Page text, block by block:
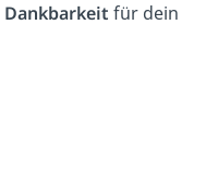
Dankbarkeit für dein